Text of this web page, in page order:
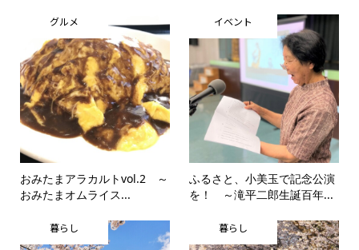
グルメ
おみたまアラカルトvol.2 ～
おみたまオムライス...
イベント
ふるさと、小美玉で記念公演
を！ ～滝平二郎生誕百年...
暮らし 暮らし